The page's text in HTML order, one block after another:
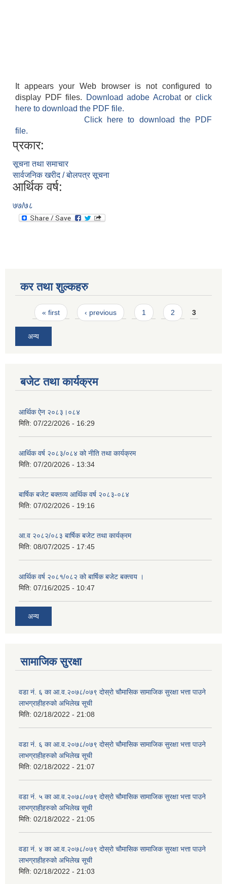
It appears your Web browser is not configured to
display PDF files.
Download adobe Acrobatorclick
here to download the PDF file.
Click here to download the PDF
file.
प्रकार:
सूचना तथा समाचार
सार्वजनिक खरीद / बोलपत्र सूचना
आर्थिक वर्ष:
७७/७८
कर तथा शुल्कहरु
Pages
« first ‹ previous 1 2 3
अन्य
बजेट तथा कार्यक्रम
आर्थिक ऐन २०८३।०८४
मिति: 07/22/2026 - 16:29
आर्थिक वर्ष २०८३/०८४ को नीति तथा कार्यक्रम
मिति: 07/20/2026 - 13:34
बार्षिक बजेट बक्तव्य आर्थिक वर्ष २०८३-०८४
मिति: 07/02/2026 - 19:16
आ.व २०८२/०८३ बार्षिक बजेट तथा कार्यक्रम
मिति: 08/07/2025 - 17:45
आर्थिक वर्ष २०८१/०८२ को बार्षिक बजेट बक्त्वय ।
मिति: 07/16/2025 - 10:47
अन्य
सामाजिक सुरक्षा
वडा नं. ६ का आ.व.२०७८/०७९ दोस्रो चौमासिक सामाजिक सुरक्षा भत्ता पाउने
लाभग्राहीहरुको अभिलेख सूची
मिति: 02/18/2022 - 21:08
वडा नं. ६ का आ.व.२०७८/०७९ दोस्रो चौमासिक सामाजिक सुरक्षा भत्ता पाउने
लाभग्राहीहरुको अभिलेख सूची
मिति: 02/18/2022 - 21:07
वडा नं. ५ का आ.व.२०७८/०७९ दोस्रो चौमासिक सामाजिक सुरक्षा भत्ता पाउने
लाभग्राहीहरुको अभिलेख सूची
मिति: 02/18/2022 - 21:05
वडा नं. ४ का आ.व.२०७८/०७९ दोस्रो चौमासिक सामाजिक सुरक्षा भत्ता पाउने
लाभग्राहीहरुको अभिलेख सूची
मिति: 02/18/2022 - 21:03